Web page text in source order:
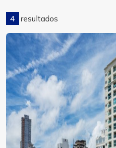
4 resultados